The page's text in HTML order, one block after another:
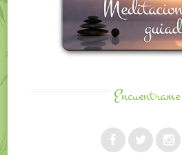
Encuentrame